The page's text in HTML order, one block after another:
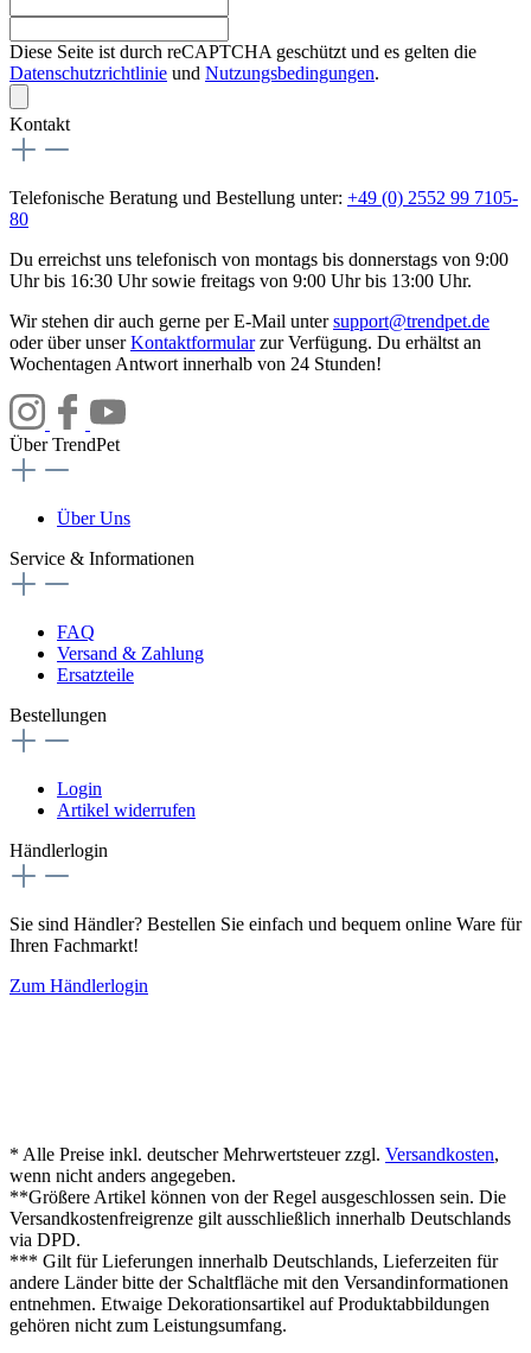
Diese Seite ist durch reCAPTCHA geschützt und es gelten die
Datenschutzrichtlinie und Nutzungsbedingungen.
Kontakt
Telefonische Beratung und Bestellung unter: +49 (0) 2552 99 7105-
80
Du erreichst uns telefonisch von montags bis donnerstags von 9:00
Uhr bis 16:30 Uhr sowie freitags von 9:00 Uhr bis 13:00 Uhr.
Wir stehen dir auch gerne per E-Mail untersupport@trendpet.de
oder über unserKontaktformularzur Verfügung. Du erhältst an
Wochentagen Antwort innerhalb von 24 Stunden!
Über TrendPet
Über Uns
Service & Informationen
FAQ
Versand & Zahlung
Ersatzteile
Bestellungen
Login
Artikel widerrufen
Händlerlogin
Sie sind Händler? Bestellen Sie einfach und bequem online Ware für
Ihren Fachmarkt!
Zum Händlerlogin
* Alle Preise inkl. deutscher Mehrwertsteuer zzgl. Versandkosten,
wenn nicht anders angegeben.
**Größere Artikel können von der Regel ausgeschlossen sein. Die
Versandkostenfreigrenze gilt ausschließlich innerhalb Deutschlands
via DPD.
*** Gilt für Lieferungen innerhalb Deutschlands, Lieferzeiten für
andere Länder bitte der Schaltfläche mit den Versandinformationen
entnehmen. Etwaige Dekorationsartikel auf Produktabbildungen
gehören nicht zum Leistungsumfang.